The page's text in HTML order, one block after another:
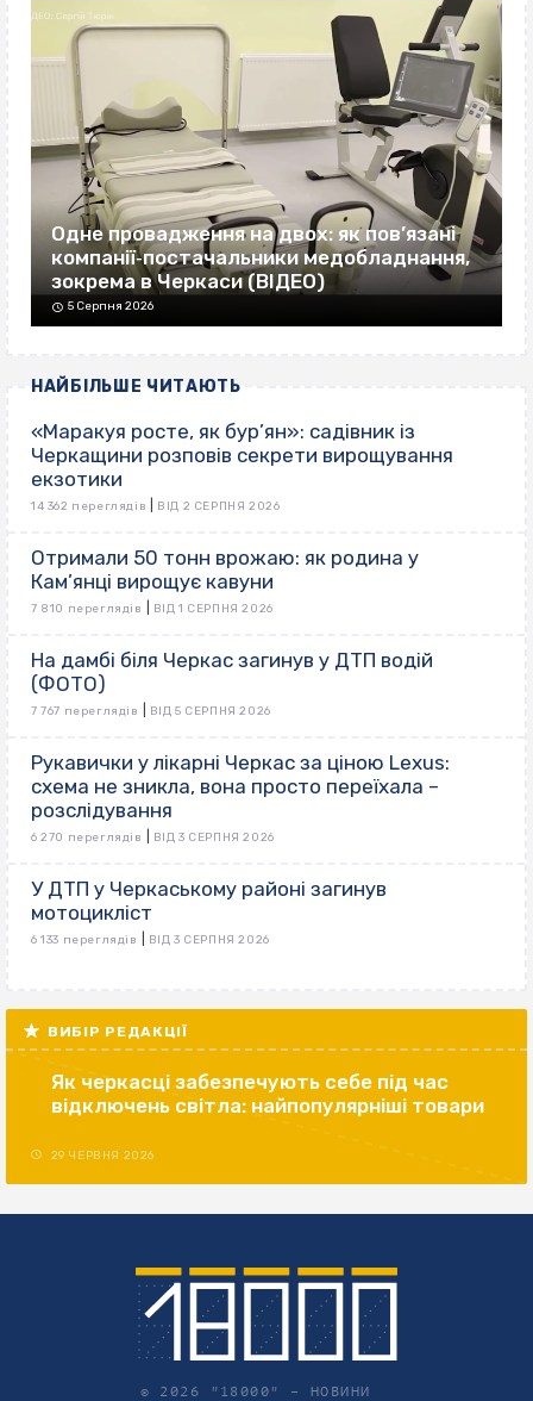
Одне провадження на двох: як пов’язані
компанії‐постачальники медобладнання,
зокрема в Черкаси (ВІДЕО)
5 Серпня 2026
НАЙБІЛЬШЕ ЧИТАЮТЬ
«Маракуя росте, як бур’ян»: садівник із
Черкащини розповів секрети вирощування
екзотики
14 362 переглядів ВІД 2 СЕРПНЯ 2026
Отримали 50 тонн врожаю: як родина у
Кам’янці вирощує кавуни
7 810 переглядів ВІД 1 СЕРПНЯ 2026
На дамбі біля Черкас загинув у ДТП водій
(ФОТО)
7 767 переглядів ВІД 5 СЕРПНЯ 2026
Рукавички у лікарні Черкас за ціною Lexus:
схема не зникла, вона просто переїхала –
розслідування
6 270 переглядів ВІД 3 СЕРПНЯ 2026
У ДТП у Черкаському районі загинув
мотоцикліст
6 133 переглядів ВІД 3 СЕРПНЯ 2026
ВИБІР РЕДАКЦІЇ
Як черкасці забезпечують себе під час
відключень світла: найпопулярніші товари
29 ЧЕРВНЯ 2026
© 2026 "18000" – НОВИНИ